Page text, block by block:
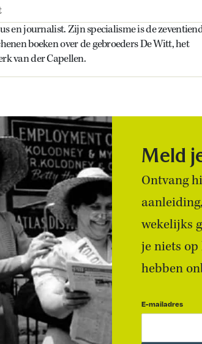
en journalist. Zijn specialisme is de
boeken over de gebroeders De Witt, het
van der Capellen.
Meld
Ontvang
wekelijks
je niets op
hebben
E-mailadres